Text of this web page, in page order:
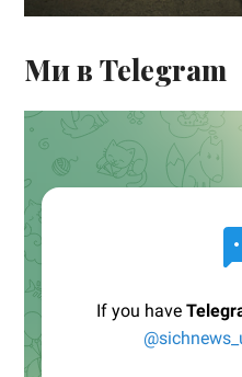
Ми в Telegram